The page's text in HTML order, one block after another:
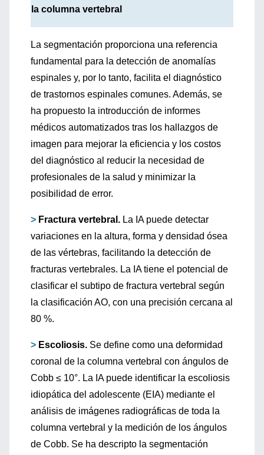
la columna vertebral
La segmentación proporciona una referencia
fundamental para la detección de anomalías
espinales y, por lo tanto, facilita el diagnóstico
de trastornos espinales comunes. Además, se
ha propuesto la introducción de informes
médicos automatizados tras los hallazgos de
imagen para mejorar la eficiencia y los costos
del diagnóstico al reducir la necesidad de
profesionales de la salud y minimizar la
posibilidad de error.
> Fractura vertebral. La IA puede detectar
variaciones en la altura, forma y densidad ósea
de las vértebras, facilitando la detección de
fracturas vertebrales. La IA tiene el potencial de
clasificar el subtipo de fractura vertebral según
la clasificación AO, con una precisión cercana al
80 %.
> Escoliosis. Se define como una deformidad
coronal de la columna vertebral con ángulos de
Cobb ≤ 10°. La IA puede identificar la escoliosis
idiopática del adolescente (EIA) mediante el
análisis de imágenes radiográficas de toda la
columna vertebral y la medición de los ángulos
de Cobb. Se ha descripto la segmentación